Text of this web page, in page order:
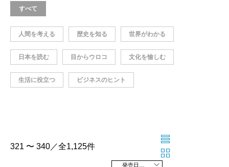
すべて
人間を考える 歴史を知る 世界がわかる
日本を読む 目からウロコ 文化を愉しむ
生活に役立つ ビジネスのヒント
321 〜 340／全1,125件